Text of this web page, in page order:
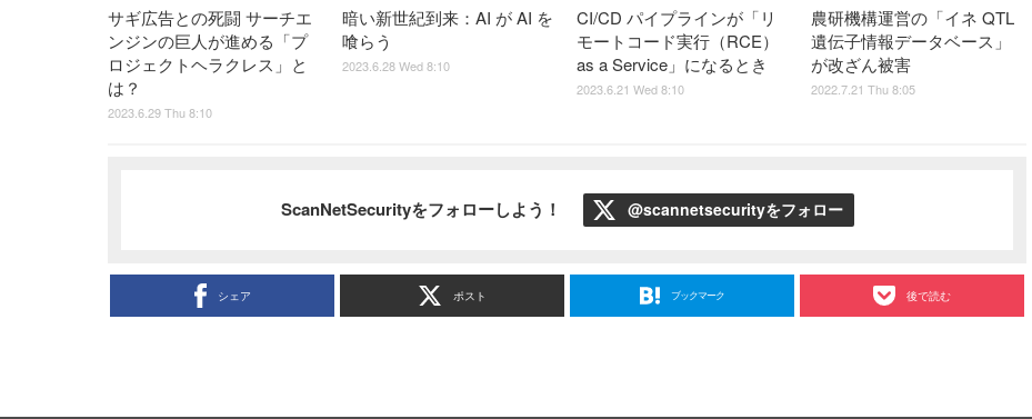
サギ広告との死闘 サーチエ
ンジンの巨人が進める「プ
ロジェクトヘラクレス」と
は？
2023.6.29 Thu 8:10
暗い新世紀到来：AI が AI を
喰らう
2023.6.28 Wed 8:10
CI/CD パイプラインが「リ
モートコード実行（RCE）
as a Service」になるとき
2023.6.21 Wed 8:10
農研機構運営の「イネ QTL
遺伝子情報データベース」
が改ざん被害
2022.7.21 Thu 8:05
ScanNetSecurityをフォローしよう！ @scannetsecurityをフォロー
シェア ポスト ブックマーク 後で読む